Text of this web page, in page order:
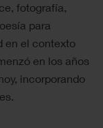
fotografía,
para
en el contexto
en los años
incorporando